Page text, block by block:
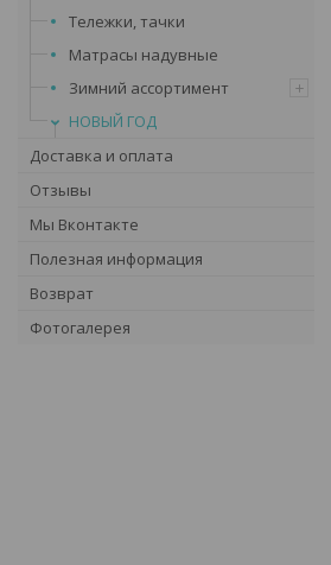
Тележки, тачки
Матрасы надувные
Зимний ассортимент
НОВЫЙ ГОД
Доставка и оплата
Отзывы
Мы Вконтакте
Полезная информация
Возврат
Фотогалерея